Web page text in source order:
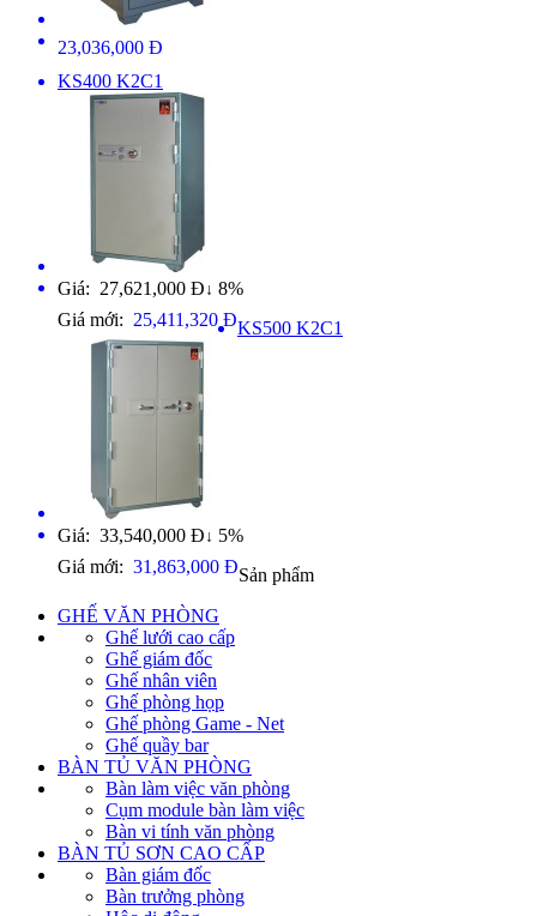
23,036,000 Đ
KS400 K2C1
Giá: 27,621,000 Đ ↓ 8%
Giá mới: 25,411,320 ĐKS500 K2C1
Giá: 33,540,000 Đ ↓ 5%
Giá mới: 31,863,000 ĐSản phẩm
GHẾ VĂN PHÒNG
Ghế lưới cao cấp
Ghế giám đốc
Ghế nhân viên
Ghế phòng họp
Ghế phòng Game - Net
Ghế quầy bar
BÀN TỦ VĂN PHÒNG
Bàn làm việc văn phòng
Cụm module bàn làm việc
Bàn vi tính văn phòng
BÀN TỦ SƠN CAO CẤP
Bàn giám đốc
Bàn trưởng phòng